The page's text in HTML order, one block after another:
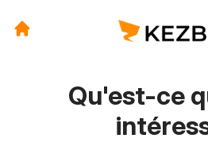
Qu'est-ce